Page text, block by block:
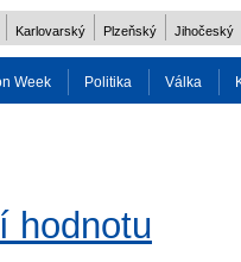
Karlovarský Plzeňský Jihočeský
Week Politika Válka
hodnotu